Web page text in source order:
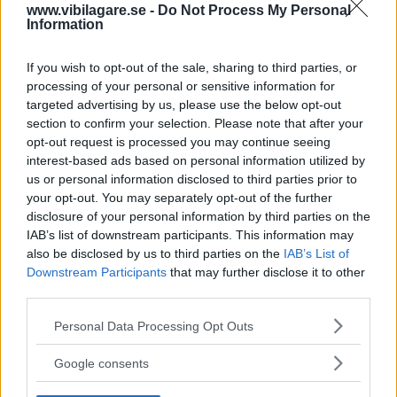
www.vibilagare.se - Do Not Process My Personal
Information
If you wish to opt-out of the sale, sharing to third parties, or
processing of your personal or sensitive information for
targeted advertising by us, please use the below opt-out
section to confirm your selection. Please note that after your
opt-out request is processed you may continue seeing
interest-based ads based on personal information utilized by
us or personal information disclosed to third parties prior to
your opt-out. You may separately opt-out of the further
disclosure of your personal information by third parties on the
IAB’s list of downstream participants. This information may
also be disclosed by us to third parties on the IAB’s List of
Downstream Participants that may further disclose it to other
Please note that this website/app uses one or more Google
not limited to your visit or usage behaviour. You may click to
Personal Data Processing Opt Outs
Google consents
Corsa tar igen på andra områden.
Ljustest: Peugeot 207
1,4 X-Line 5d
LJUS 29 oktober 2006
0 kommentarer Gasa (4) Bromsa (3)
Biltest: Opel Corsa, Peugeot 207
men Opel Corsa tar igen på andra områden. Den tyska
kvalitetskänslan är lite bättre och i Opel Corsa går det att
hitta flera innovativa och praktiska detaljer. Ljud- och
sittkomforten (i framsätet) är högre. Opelägarnas